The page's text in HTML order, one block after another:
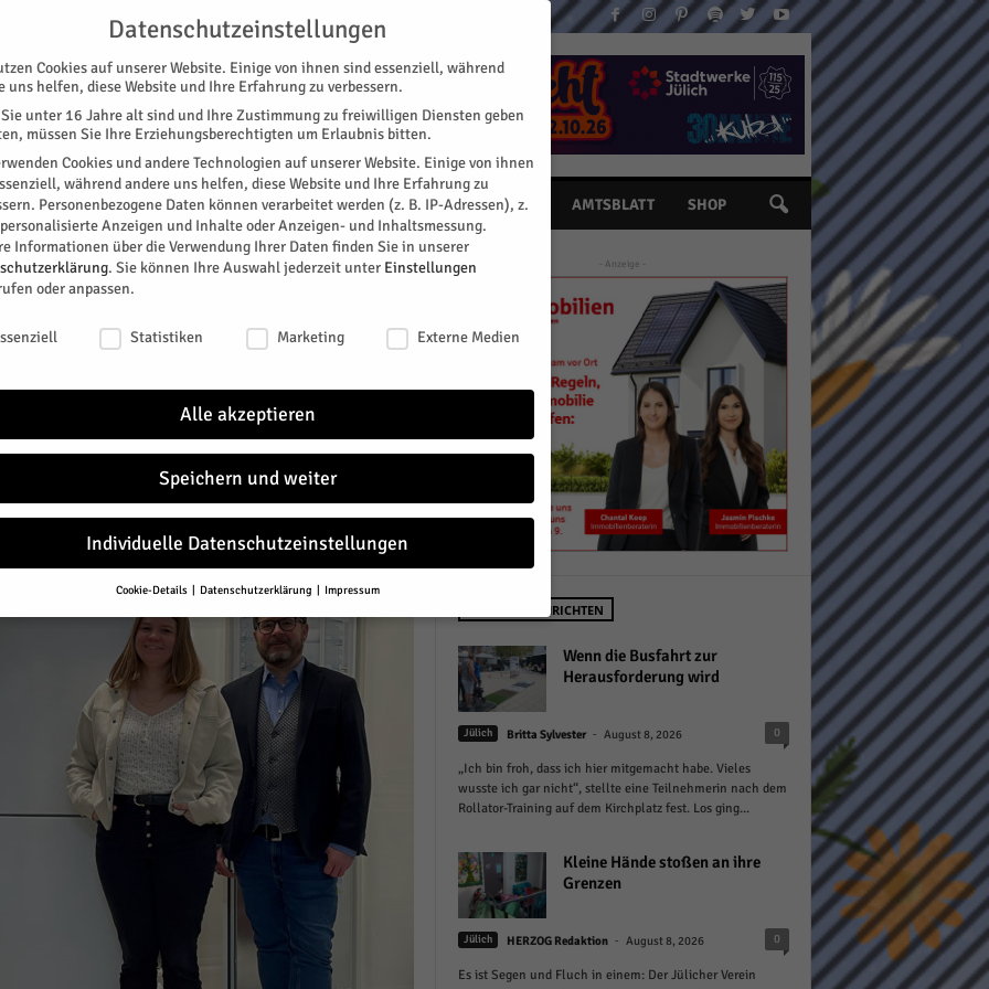
KONTAKT
SPEZIAL E-PAPER KINO GALERIE TERMINE AMTSBLATT SHOP
Ware“
Ware“
gegen Energiearmut und für Nachhaltigkeit ein.
- Anzeige -
NEUSTE NACHRICHTEN
Wenn die Busfahrt zur
Herausforderung wird
Jülich Britta Sylvester - August 8, 2026 0
„Ich bin froh, dass ich hier mitgemacht habe. Vieles
wusste ich gar nicht“, stellte eine Teilnehmerin nach dem
Rollator-Training auf dem Kirchplatz fest. Los ging...
Kleine Hände stoßen an ihre
Grenzen
Jülich HERZOG Redaktion - August 8, 2026 0
Es ist Segen und Fluch in einem: Der Jülicher Verein
Datenschutzeinstellungen
Cookies auf unserer Website. Einige von ihnen sind essenziell, während
uns helfen, diese Website und Ihre Erfahrung zu verbessern.
unter 16 Jahre alt sind und Ihre Zustimmung zu freiwilligen Diensten geben
müssen Sie Ihre Erziehungsberechtigten um Erlaubnis bitten.
Cookies und andere Technologien auf unserer Website. Einige von ihnen
während andere uns helfen, diese Website und Ihre Erfahrung zu
Personenbezogene Daten können verarbeitet werden (z. B. IP-Adressen), z.
Anzeigen und Inhalte oder Anzeigen- und Inhaltsmessung.
Informationen über die Verwendung Ihrer Daten finden Sie in unserer
. Sie können Ihre Auswahl jederzeit unter Einstellungen
oder anpassen.
Statistiken Marketing Externe Medien
Alle akzeptieren
Speichern und weiter
Individuelle Datenschutzeinstellungen
Cookie-Details Datenschutzerklärung Impressum
Datenschutzeinstellungen
unter 16 Jahre alt sind und Ihre Zustimmung zu freiwilligen Diensten geben
müssen Sie Ihre Erziehungsberechtigten um Erlaubnis bitten.
Cookies und andere Technologien auf unserer Website. Einige von ihnen
während andere uns helfen, diese Website und Ihre Erfahrung zu
Personenbezogene Daten können verarbeitet werden (z. B. IP-Adressen), z.
personalisierte Anzeigen und Inhalte oder Anzeigen- und Inhaltsmessung.
Informationen über die Verwendung Ihrer Daten finden Sie in unserer
.
Sie eine Übersicht über alle verwendeten Cookies. Sie können Ihre
zu ganzen Kategorien geben oder sich weitere Informationen anzeigen
und so nur bestimmte Cookies auswählen.
und weiter
Zurück